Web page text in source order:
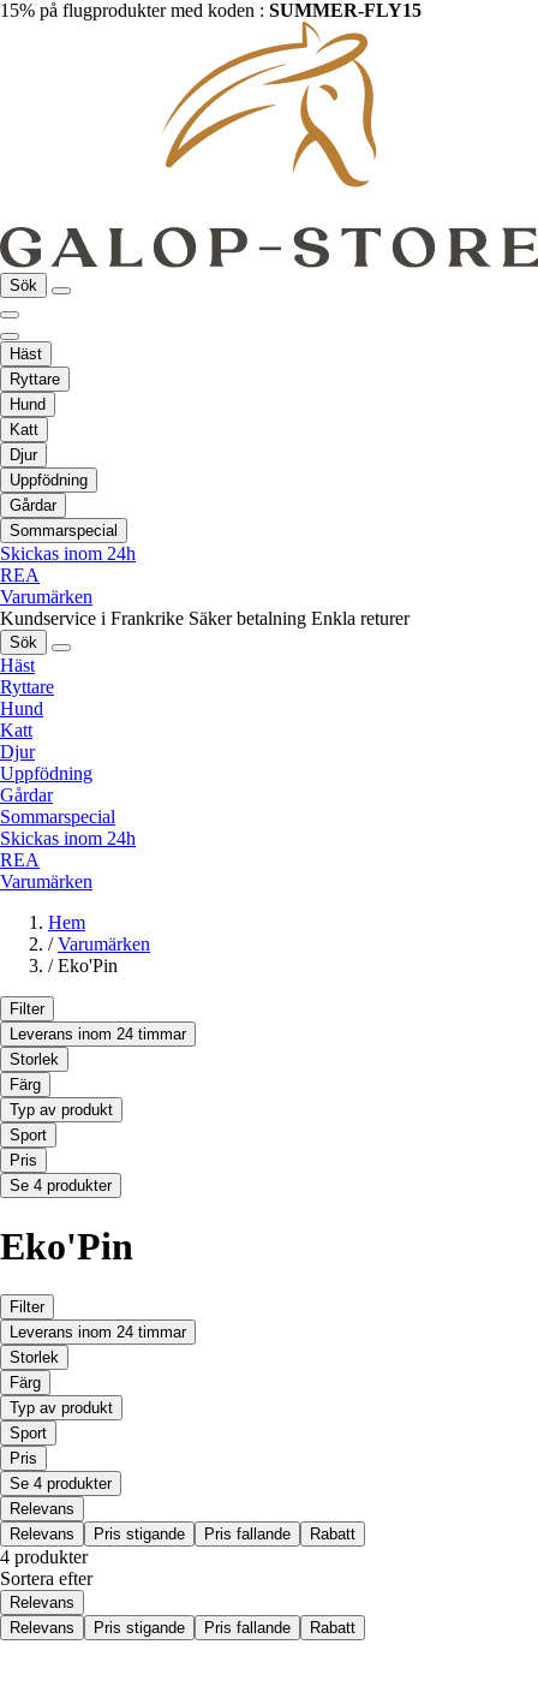
15% på flugprodukter med koden : SUMMER-FLY15
Sök
Häst
Ryttare
Hund
Katt
Djur
Uppfödning
Gårdar
Sommarspecial
Skickas inom 24h
REA
Varumärken
Kundservice i Frankrike Säker betalning Enkla returer
Sök
Häst
Ryttare
Hund
Katt
Djur
Uppfödning
Gårdar
Sommarspecial
Skickas inom 24h
REA
Varumärken
Hem
/ Varumärken
/ Eko'Pin
Filter
Leverans inom 24 timmar
Storlek
Färg
Typ av produkt
Sport
Pris
Se 4 produkter
Eko'Pin
Filter
Leverans inom 24 timmar
Storlek
Färg
Typ av produkt
Sport
Pris
Se 4 produkter
Relevans
Relevans
Pris stigande Pris fallande Rabatt
4 produkter
Sortera efter
Relevans
Relevans
Pris stigande Pris fallande Rabatt